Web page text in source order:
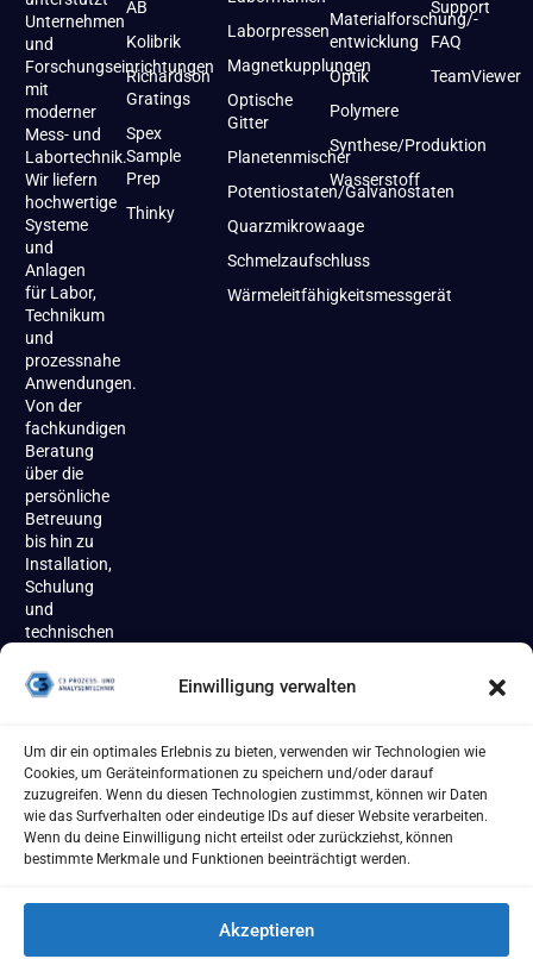
Einwilligung verwalten
Um dir ein optimales Erlebnis zu bieten, verwenden wir Technologien wie
Cookies, um Geräteinformationen zu speichern und/oder darauf
zuzugreifen. Wenn du diesen Technologien zustimmst, können wir Daten
wie das Surfverhalten oder eindeutige IDs auf dieser Website verarbeiten.
Wenn du deine Einwilligung nicht erteilst oder zurückziehst, können
bestimmte Merkmale und Funktionen beeinträchtigt werden.
Akzeptieren
Unternehmen
und
Forschungseinrichtungen
mit
moderner
Mess- und
Labortechnik.
Wir liefern
hochwertige
Systeme
und
Anlagen
für Labor,
Technikum
und
prozessnahe
Anwendungen.
Von der
fachkundigen
Beratung
über die
persönliche
Betreuung
bis hin zu
Installation,
Schulung
und
technischen
begleiten
wir unsere
und
Kunden
zuverlässig
über den
gesamten
Produktlebenszyklus.
AB
Kolibrik
Richardson
Gratings
Spex
Sample
Prep
Thinky
Laborpressen
Magnetkupplungen
Optische
Gitter
Planetenmischer
Potentiostaten/Galvanostaten
Quarzmikrowaage
Schmelzaufschluss
Wärmeleitfähigkeitsmessgerät
Materialforschung/-
entwicklung
Optik
Polymere
Synthese/Produktion
Wasserstoff
Support
FAQ
TeamViewer